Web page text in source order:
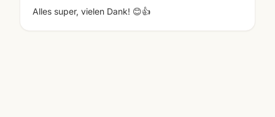
Alles super, vielen Dank! 😊👍